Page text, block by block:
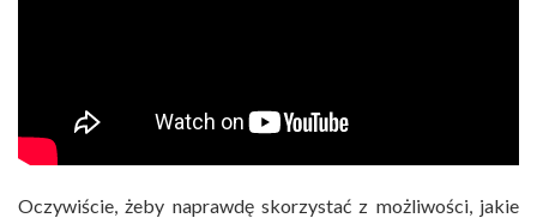
Oczywiście, żeby naprawdę skorzystać z możliwości, jakie